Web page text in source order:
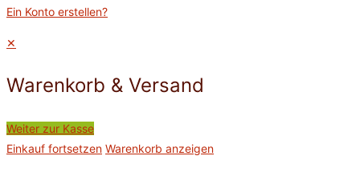
Ein Konto erstellen?
✕
Warenkorb & Versand
Weiter zur Kasse
Einkauf fortsetzen Warenkorb anzeigen